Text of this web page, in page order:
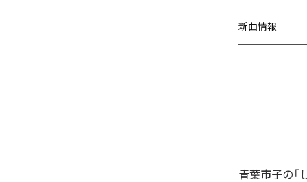
新曲情報
青葉市子の「